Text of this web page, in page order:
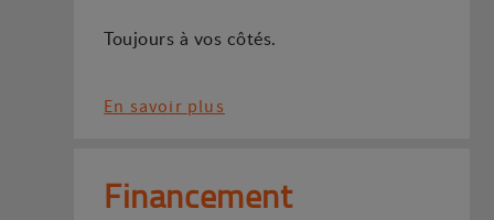
Toujours à vos côtés.
En savoir plus
Financement